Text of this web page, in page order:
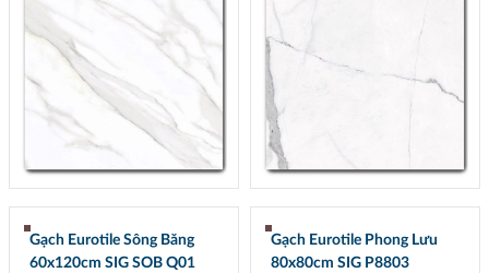
Gạch Eurotile Sông Băng
60x120cm SIG SOB Q01
Gạch Eurotile Phong Lưu
80x80cm SIG P8803